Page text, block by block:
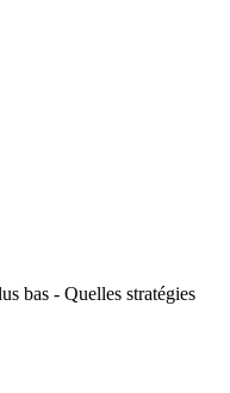
bas - Quelles stratégies